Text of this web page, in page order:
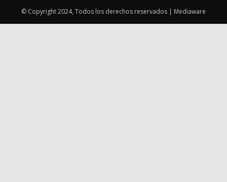
© Copyright 2024, Todos los derechos reservados | Mediaware